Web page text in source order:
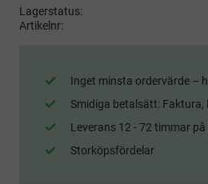
Lagerstatus
Artikelnr
Inget minsta ordervärde –
Smidiga betalsätt: Faktura,
Leverans 12 - 72 timmar
Storköpsfördelar